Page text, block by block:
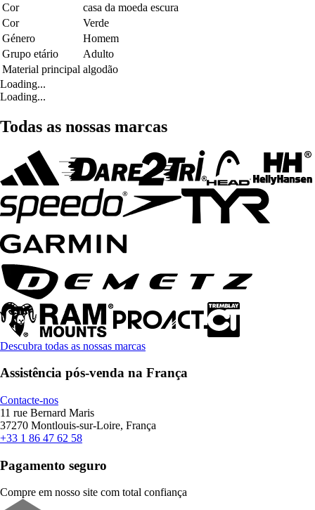
Cor
casa da moeda escura
Cor
Verde
Género
Homem
Grupo etário
Adulto
Material principal algodão
Loading...
Loading...
Todas as nossas marcas
Descubra todas as nossas marcas
Assistência pós-venda na França
Contacte-nos
11 rue Bernard Maris
37270 Montlouis-sur-Loire, França
+33 1 86 47 62 58
Pagamento seguro
Compre em nosso site com total confiança